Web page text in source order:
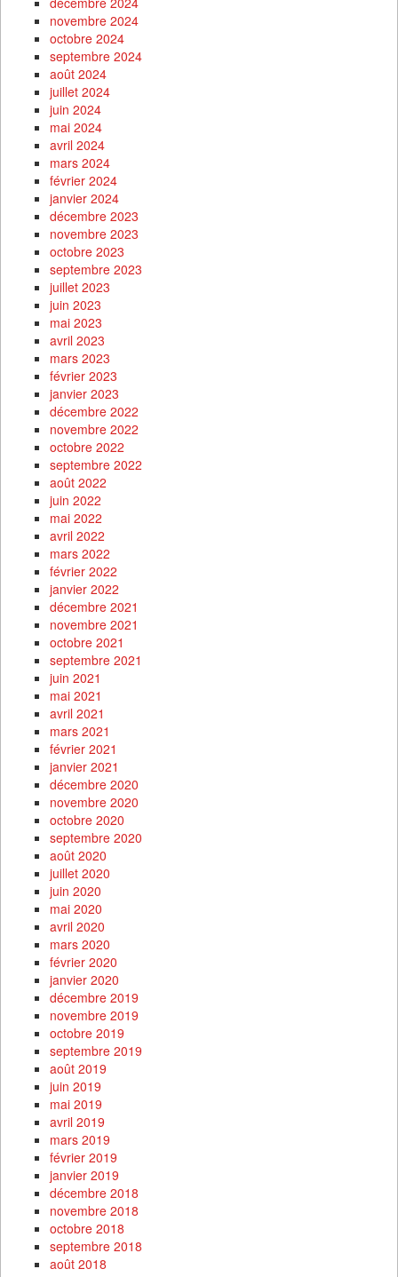
novembre 2024
octobre 2024
septembre 2024
août 2024
juillet 2024
juin 2024
mai 2024
avril 2024
mars 2024
février 2024
janvier 2024
décembre 2023
novembre 2023
octobre 2023
septembre 2023
juillet 2023
juin 2023
mai 2023
avril 2023
mars 2023
février 2023
janvier 2023
décembre 2022
novembre 2022
octobre 2022
septembre 2022
août 2022
juin 2022
mai 2022
avril 2022
mars 2022
février 2022
janvier 2022
décembre 2021
novembre 2021
octobre 2021
septembre 2021
juin 2021
mai 2021
avril 2021
mars 2021
février 2021
janvier 2021
décembre 2020
novembre 2020
octobre 2020
septembre 2020
août 2020
juillet 2020
juin 2020
mai 2020
avril 2020
mars 2020
février 2020
janvier 2020
décembre 2019
novembre 2019
octobre 2019
septembre 2019
août 2019
juin 2019
mai 2019
avril 2019
mars 2019
février 2019
janvier 2019
décembre 2018
novembre 2018
octobre 2018
septembre 2018
août 2018